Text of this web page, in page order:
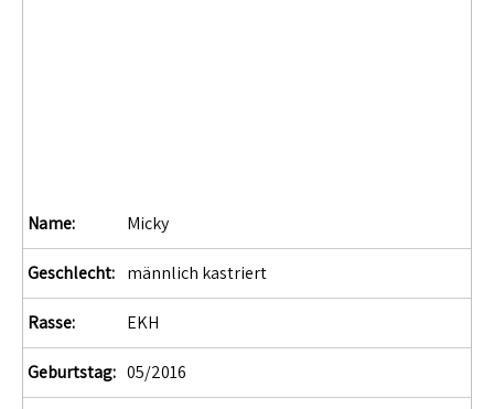
Name: Micky
Geschlecht: männlich kastriert
Rasse: EKH
Geburtstag: 05/2016